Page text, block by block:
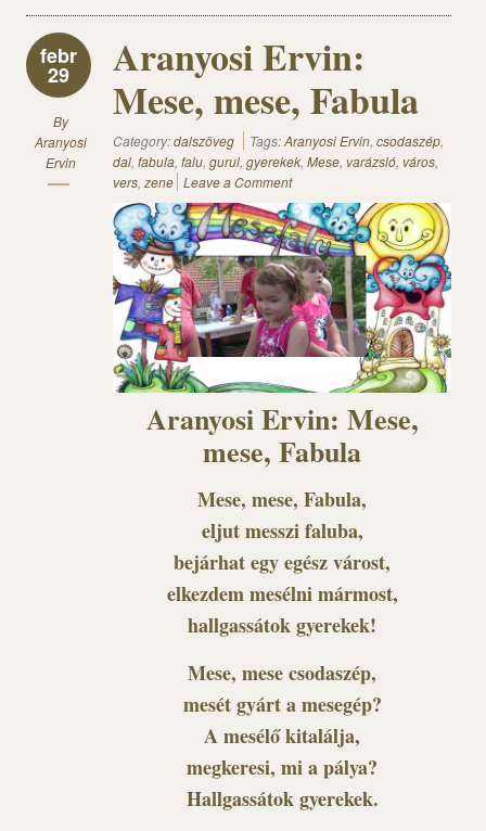
febr
29
By
Aranyosi
Ervin
Aranyosi Ervin:
Mese, mese, Fabula
Category:dalszöveg Tags:Aranyosi Ervin, csodaszép,
dal, fabula, falu, gurul, gyerekek, Mese, varázsló, város,
vers, zene Leave a Comment
Aranyosi Ervin: Mese,
mese, Fabula
Mese, mese, Fabula,
eljut messzi faluba,
bejárhat egy egész várost,
elkezdem mesélni mármost,
hallgassátok gyerekek!
Mese, mese csodaszép,
mesét gyárt a mesegép?
A mesélő kitalálja,
megkeresi, mi a pálya?
Hallgassátok gyerekek.